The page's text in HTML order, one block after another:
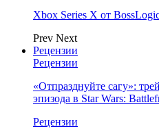
Xbox Series X от
Prev Next
Рецензии
Рецензии
«Отпразднуйте сагу»:
эпизода в Star Wars:
Рецензии